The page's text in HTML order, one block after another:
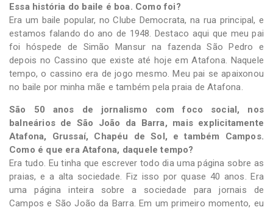
Essa história do baile é boa. Como foi?
Era um baile popular, no Clube Democrata, na rua principal, e
estamos falando do ano de 1948. Destaco aqui que meu pai
foi hóspede de Simão Mansur na fazenda São Pedro e
depois no Cassino que existe até hoje em Atafona. Naquele
tempo, o cassino era de jogo mesmo. Meu pai se apaixonou
no baile por minha mãe e também pela praia de Atafona.
São 50 anos de jornalismo com foco social, nos
balneários de São João da Barra, mais explicitamente
Atafona, Grussaí, Chapéu de Sol, e também Campos.
Como é que era Atafona, daquele tempo?
Era tudo. Eu tinha que escrever todo dia uma página sobre as
praias, e a alta sociedade. Fiz isso por quase 40 anos. Era
uma página inteira sobre a sociedade para jornais de
Campos e São João da Barra. Em um primeiro momento, eu